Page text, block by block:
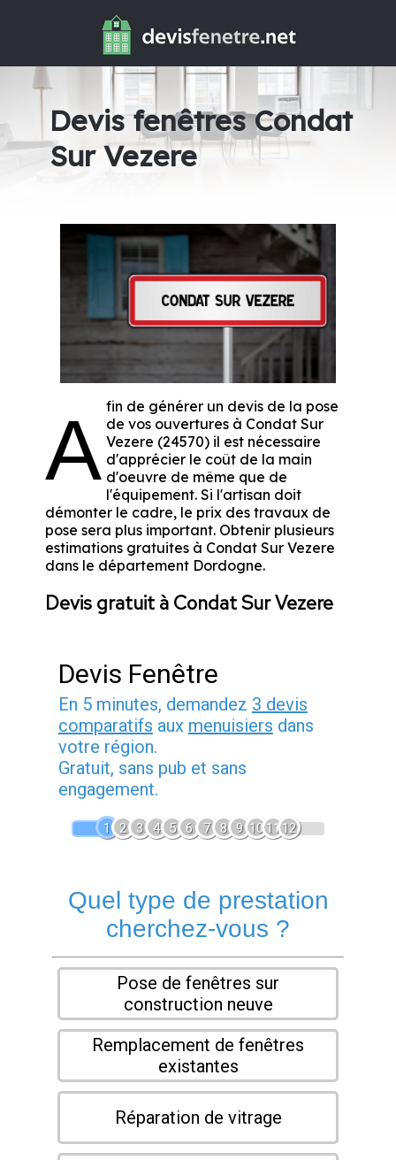
Devis fenêtres Condat
Sur Vezere
A fin de générer un devis de la pose
de vos ouvertures à Condat Sur
Vezere (24570) il est nécessaire
d'apprécier le coût de la main
d'oeuvre de même que de
l'équipement. Si l'artisan doit
démonter le cadre, le prix des travaux de
pose sera plus important. Obtenir plusieurs
estimations gratuites à Condat Sur Vezere
dans le département Dordogne.
Devis gratuit à Condat Sur Vezere
Devis Fenêtre
En 5 minutes, demandez 3 devis
comparatifs aux menuisiers dans
votre région.
Gratuit, sans pub et sans
engagement.
1 2 3 4 5 6 7 8 9 1011 12
Quel type de prestation
cherchez-vous ?
Pose de fenêtres sur
construction neuve
Remplacement de fenêtres
existantes
Réparation de vitrage